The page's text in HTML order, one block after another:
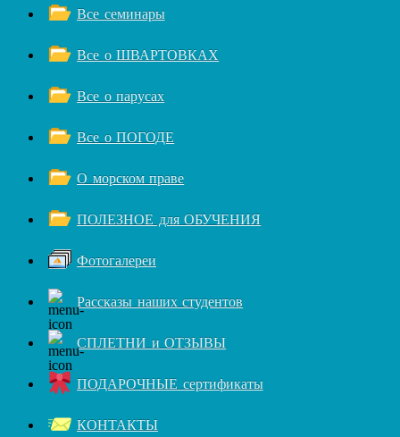
Все семинары
Все о ШВАРТОВКАХ
Все о парусах
Все о ПОГОДЕ
О морском праве
ПОЛЕЗНОЕ для ОБУЧЕНИЯ
Фотогалереи
Рассказы наших студентов
СПЛЕТНИ и ОТЗЫВЫ
ПОДАРОЧНЫЕ сертификаты
КОНТАКТЫ